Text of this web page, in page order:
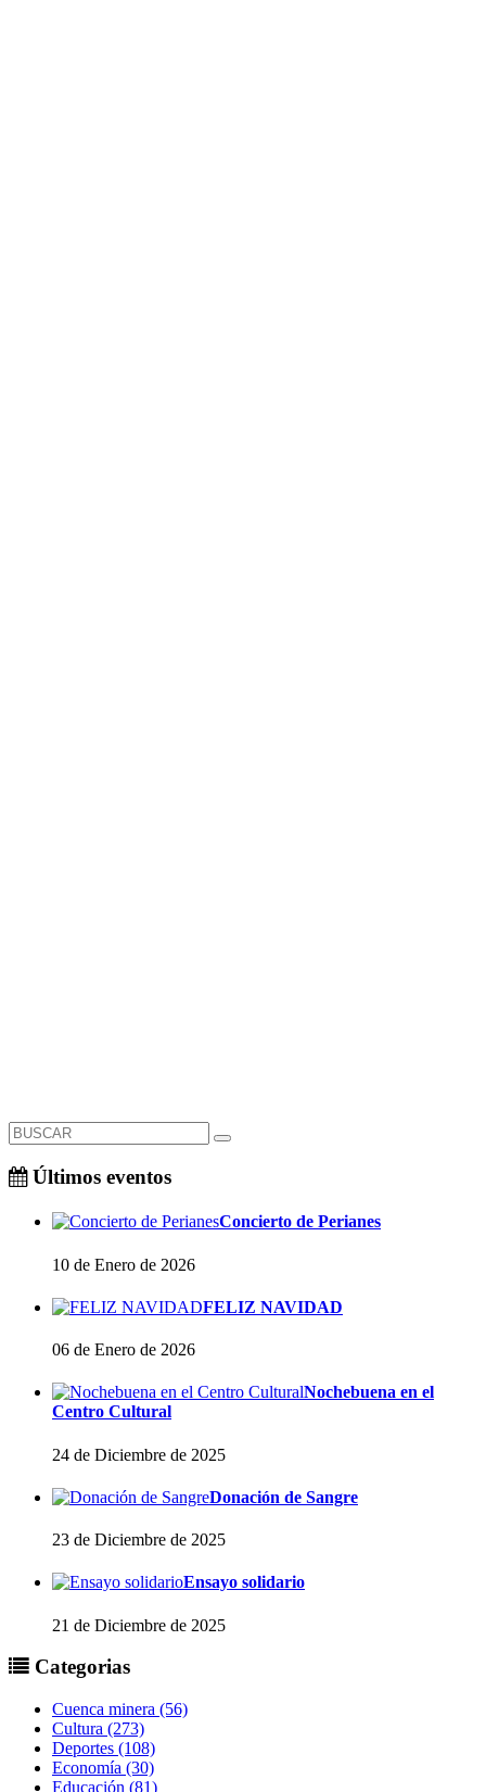
Últimos eventos
Concierto de Perianes
10 de Enero de 2026
FELIZ NAVIDAD
06 de Enero de 2026
Nochebuena en el
Centro Cultural
24 de Diciembre de 2025
Donación de Sangre
23 de Diciembre de 2025
Ensayo solidario
21 de Diciembre de 2025
Categorias
Cuenca minera (56)
Cultura (273)
Deportes (108)
Economía (30)
Educación (81)